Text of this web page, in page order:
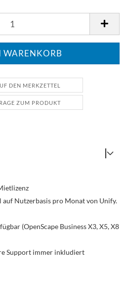
DEN MERKZETTEL
ZUM PRODUKT
auf Nutzerbasis pro Monat von Unify.
(OpenScape Business X3, X5, X8
Support immer inkludiert